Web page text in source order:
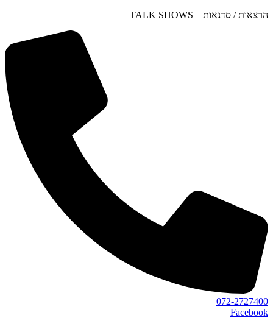
דלג
הרצאות / סדנאות TALK SHOWS
072-2727400
Facebook